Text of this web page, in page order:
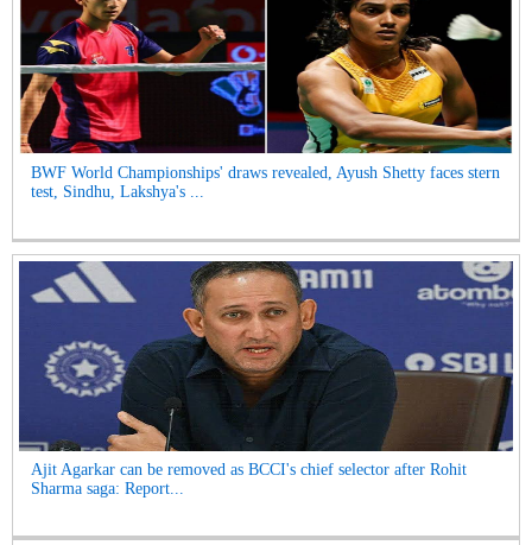
BWF World Championships' draws revealed, Ayush Shetty faces stern
test, Sindhu, Lakshya's ...
Ajit Agarkar can be removed as BCCI's chief selector after Rohit
Sharma saga: Report...